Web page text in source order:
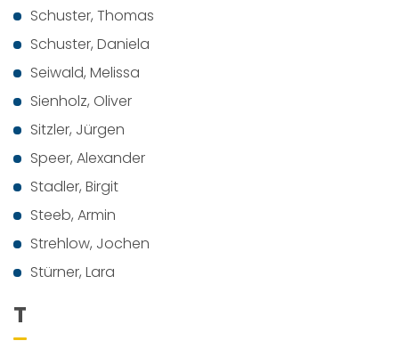
Schuster, Thomas
Schuster, Daniela
Seiwald, Melissa
Sienholz, Oliver
Sitzler, Jürgen
Speer, Alexander
Stadler, Birgit
Steeb, Armin
Strehlow, Jochen
Stürner, Lara
T